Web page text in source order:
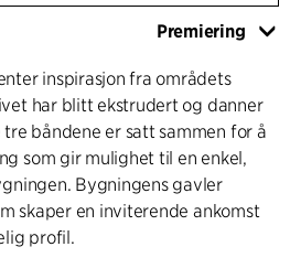
Premiering
inspirasjon fra områdets
har blitt ekstrudert og danner
båndene er satt sammen for å
som gir mulighet til en enkel,
Bygningens gavler
skaper en inviterende ankomst
profil.